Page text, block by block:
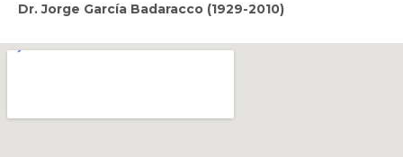
Dr. Jorge García Badaracco (1929-2010)